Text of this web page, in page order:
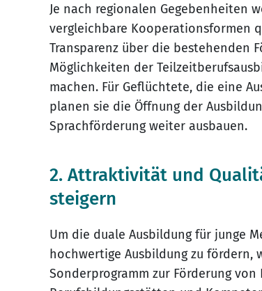
Je nach regionalen Gegebenheiten
vergleichbare Kooperationsformen
Transparenz über die bestehenden
Möglichkeiten der
machen. Für Geflüchtete, die eine
planen sie die Öffnung der
Sprachförderung weiter ausbauen.
2. Attraktivität und
steigern
Um die duale Ausbildung für junge
hochwertige Ausbildung zu
Sonderprogramm zur Förderung